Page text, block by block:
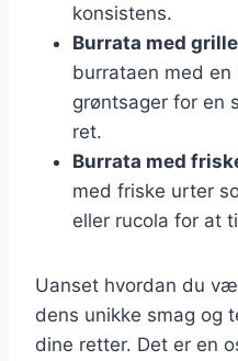
konsistens.
Burrata med
burrataen med
grøntsager for en
ret.
Burrata med
med friske urter
eller rucola for at
Uanset hvordan du
dens unikke smag og
dine retter. Det er en